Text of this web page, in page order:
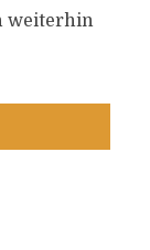
weiterhin